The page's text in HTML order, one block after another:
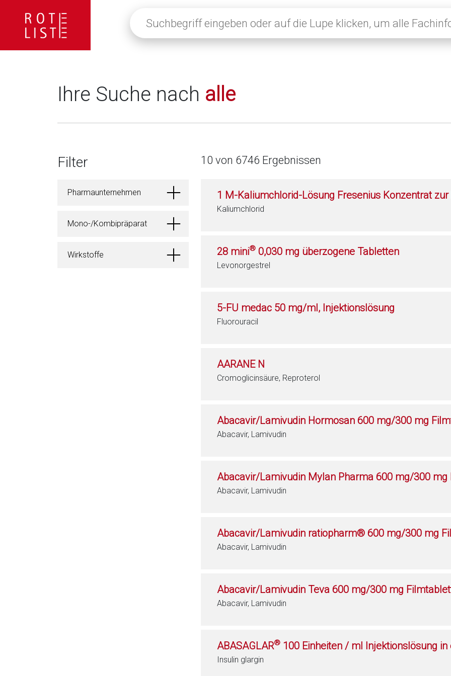
eingeben
oder
klicken,
Fachinformationen
Ihre Suche nach alle
Filter
Pharmaunternehmen
Mono-/Kombipräparat
Wirkstoffe
10 von 6746 Ergebnissen
1 M-Kaliumchlorid-Lösung Fresenius Konzentrat
Kaliumchlorid
28 mini® 0,030 mg überzogene Tabletten
Levonorgestrel
5-FU medac 50 mg/ml, Injektionslösung
Fluorouracil
AARANE N
Cromoglicinsäure, Reproterol
Abacavir/Lamivudin Hormosan 600 mg/300 mg
Abacavir, Lamivudin
Abacavir/Lamivudin Mylan Pharma 600 mg/300 mg
Abacavir, Lamivudin
Abacavir/Lamivudin ratiopharm® 600 mg/300 mg
Abacavir, Lamivudin
Abacavir/Lamivudin Teva 600 mg/300 mg
Abacavir, Lamivudin
ABASAGLAR® 100 Einheiten / ml Injektionslösung
Insulin glargin